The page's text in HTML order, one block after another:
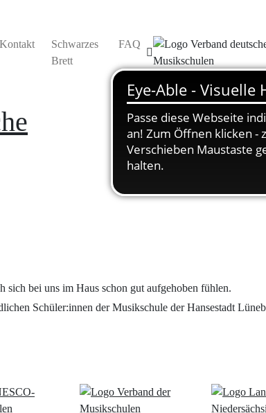
Kontakt
Schwarzes
Brett
FAQ
bei uns im Haus schon gut aufgehoben fühlen.
Schüler:innen der Musikschule der Hansestadt